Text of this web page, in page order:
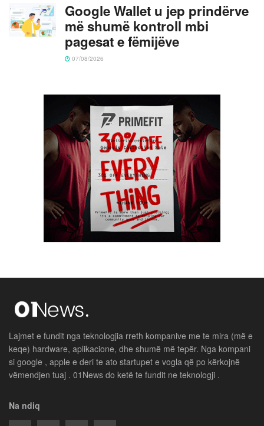
Google Wallet u jep prindërve
më shumë kontroll mbi
pagesat e fëmijëve
07/08/2026
Lajmet e fundit nga teknologjia rreth kompanive me te mira (më e
keqe) hardware, aplikacione, dhe shumë më tepër. Nga kompani
si google , apple e deri te ato startupet e vogla që po kërkojnë
vëmendjen tuaj . 01News do ketë te fundit ne teknologji .
Na ndiq